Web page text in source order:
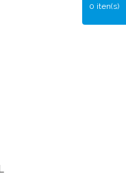
0 iten(s)